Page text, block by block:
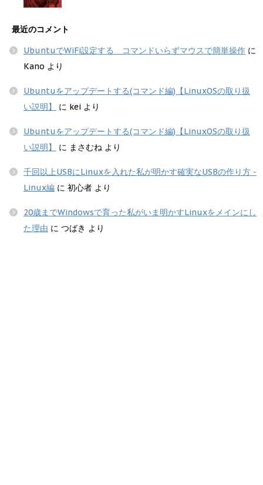
最近のコメント
UbuntuでWiFi設定する コマンドいらずマウスで簡単操作 に
Kano より
Ubuntuをアップデートする(コマンド編)【LinuxOSの取り扱
い説明】
に kei より
Ubuntuをアップデートする(コマンド編)【LinuxOSの取り扱
い説明】
に まさむね より
千回以上USBにLinuxを入れた私が明かす確実なUSBの作り方 -
Linux編 に 初心者 より
20歳までWindowsで育った私がいま明かすLinuxをメインにし
た理由 に つばき より